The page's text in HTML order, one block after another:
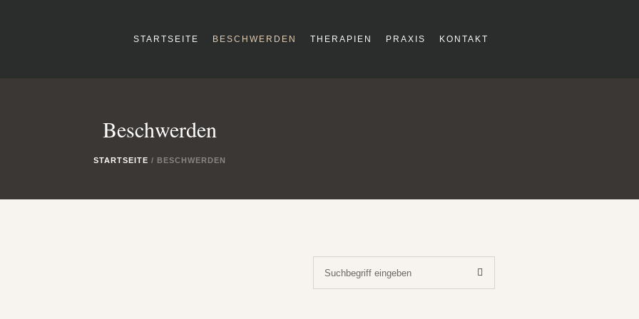
STARTSEITE BESCHWERDEN THERAPIEN PRAXIS KONTAKT
Beschwerden
STARTSEITE / BESCHWERDEN